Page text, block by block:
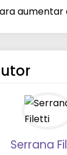
aumentar
Serrana